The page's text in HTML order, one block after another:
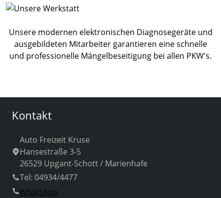
Unsere modernen elektronischen Diagnosegeräte und
ausgebildeten Mitarbeiter garantieren eine schnelle
und professionelle Mängelbeseitigung bei allen PKW's.
Kontakt
Auto Freizeit Kruse
Hansestraße 3-5
26529 Upgant-Schott / Marienhafe
Tel: 04934/4477
WhatsApp